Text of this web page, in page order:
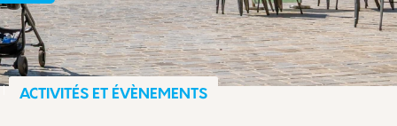
ACTIVITÉS ET ÉVÈNEMENTS